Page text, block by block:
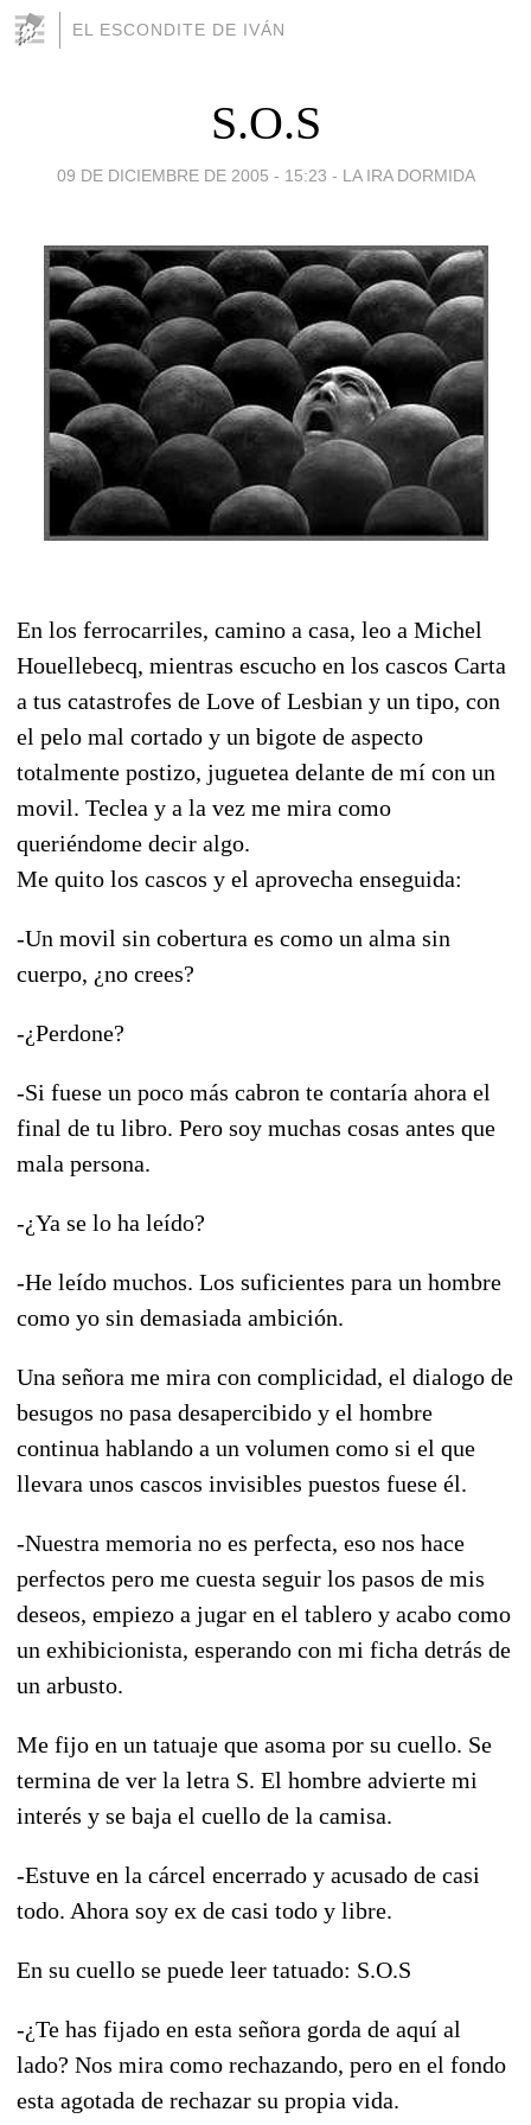
EL ESCONDITE DE IVÁN
S.O.S
09 DE DICIEMBRE DE 2005 - 15:23 - LA IRA DORMIDA
En los ferrocarriles, camino a casa, leo a Michel
Houellebecq, mientras escucho en los cascos Carta
a tus catastrofes de Love of Lesbian y un tipo, con
el pelo mal cortado y un bigote de aspecto
totalmente postizo, juguetea delante de mí con un
movil. Teclea y a la vez me mira como
queriéndome decir algo.
Me quito los cascos y el aprovecha enseguida:
-Un movil sin cobertura es como un alma sin
cuerpo, ¿no crees?
-¿Perdone?
-Si fuese un poco más cabron te contaría ahora el
final de tu libro. Pero soy muchas cosas antes que
mala persona.
-¿Ya se lo ha leído?
-He leído muchos. Los suficientes para un hombre
como yo sin demasiada ambición.
Una señora me mira con complicidad, el dialogo de
besugos no pasa desapercibido y el hombre
continua hablando a un volumen como si el que
llevara unos cascos invisibles puestos fuese él.
-Nuestra memoria no es perfecta, eso nos hace
perfectos pero me cuesta seguir los pasos de mis
deseos, empiezo a jugar en el tablero y acabo como
un exhibicionista, esperando con mi ficha detrás de
un arbusto.
Me fijo en un tatuaje que asoma por su cuello. Se
termina de ver la letra S. El hombre advierte mi
interés y se baja el cuello de la camisa.
-Estuve en la cárcel encerrado y acusado de casi
todo. Ahora soy ex de casi todo y libre.
En su cuello se puede leer tatuado: S.O.S
-¿Te has fijado en esta señora gorda de aquí al
lado? Nos mira como rechazando, pero en el fondo
esta agotada de rechazar su propia vida.